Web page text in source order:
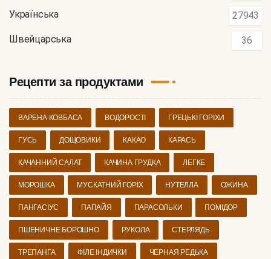
Українська 27943
Швейцарська 36
Рецепти за продуктами
ВАРЕНА КОВБАСА ВОДОРОСТІ ГРЕЦЬКІ ГОРІХИ
ГУСЬ ДОЩОВИКИ КАКАО КАРАСЬ
КАЧАННИЙ САЛАТ КАЧИНА ГРУДКА ЛЕГКЕ
МОРОШКА МУСКАТНИЙ ГОРІХ НУТЕЛЛА ОЖИНА
ПАНГАСІУС ПАПАЙЯ ПАРАСОЛЬКИ ПОМІДОР
ПШЕНИЧНЕ БОРОШНО РУКОЛА СТЕРЛЯДЬ
ТРЕПАНГА ФІЛЕ ІНДИЧКИ ЧЕРНАЯ РЕДЬКА